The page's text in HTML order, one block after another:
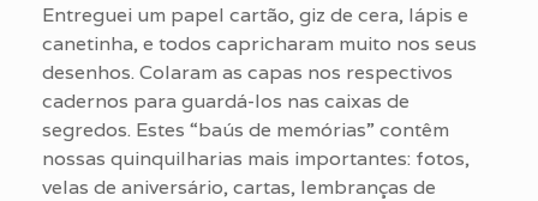
Entreguei um papel cartão, giz de cera, lápis e
canetinha, e todos capricharam muito nos seus
desenhos. Colaram as capas nos respectivos
cadernos para guardá-los nas caixas de
segredos. Estes “baús de memórias” contêm
nossas quinquilharias mais importantes: fotos,
velas de aniversário, cartas, lembranças de